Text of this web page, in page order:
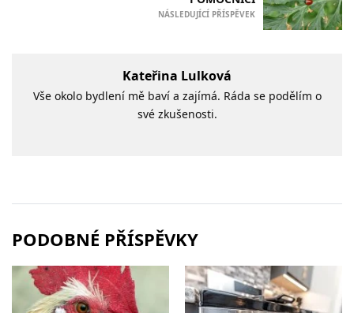
NÁSLEDUJÍCÍ PŘÍSPĚVEK
Kateřina Lulková
Vše okolo bydlení mě baví a zajímá. Ráda se podělím o
své zkušenosti.
PODOBNÉ PŘÍSPĚVKY